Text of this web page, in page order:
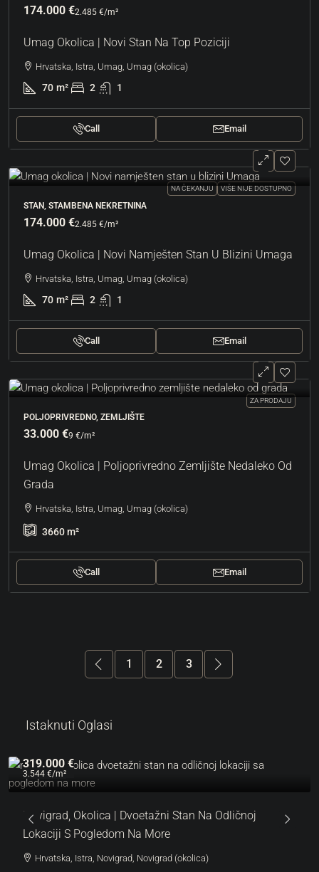
174.000 €2.485 €/m²
Umag Okolica | Novi Stan Na Top Poziciji
Hrvatska, Istra, Umag, Umag (okolica)
70 m² 2 1
Call Email
NA ČEKANJU VIŠE NIJE DOSTUPNO
STAN, STAMBENA NEKRETNINA
174.000 €2.485 €/m²
Umag Okolica | Novi Namješten Stan U Blizini Umaga
Hrvatska, Istra, Umag, Umag (okolica)
70 m² 2 1
Call Email
ZA PRODAJU
POLJOPRIVREDNO, ZEMLJIŠTE
33.000 €9 €/m²
Umag Okolica | Poljoprivredno Zemljište Nedaleko Od
Grada
Hrvatska, Istra, Umag, Umag (okolica)
3660m²
Call Email
1 2 3
Istaknuti Oglasi
319.000 €
3.544 €/m²
Novigrad, Okolica | Dvoetažni Stan Na Odličnoj
Lokaciji S Pogledom Na More
Hrvatska, Istra, Novigrad, Novigrad (okolica)